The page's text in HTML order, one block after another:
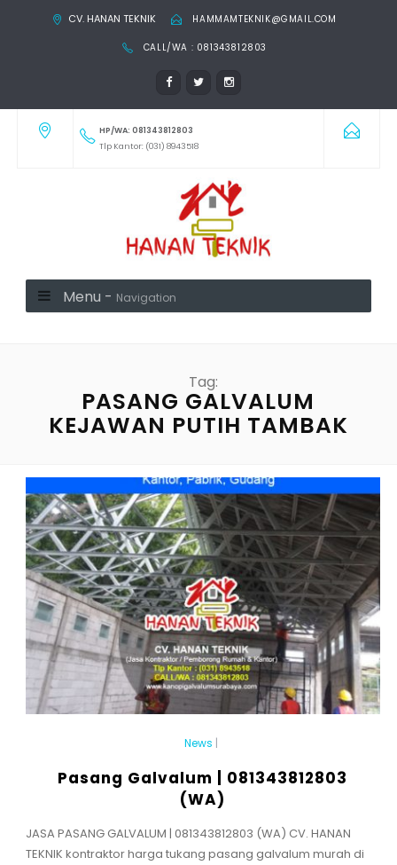
CV. HANAN TEKNIK HAMMAMTEKNIK@GMAIL.COM
CALL/WA : 081343812803
HP/WA: 081343812803
Tlp Kantor: (031) 8943518
Menu - Navigation
Tag:
PASANG GALVALUM
KEJAWAN PUTIH TAMBAK
News |
Pasang Galvalum | 081343812803
(WA)
JASA PASANG GALVALUM | 081343812803 (WA) CV. HANAN
TEKNIK kontraktor harga tukang pasang galvalum murah di